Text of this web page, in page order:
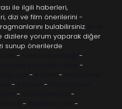
ile ilgili haberleri,
dizi ve film önerilerini -
bulabilirsiniz.
dizilere yorum yaparak diğer
sunup önerilerde
-
-
-
- -
- -
-
-
- -